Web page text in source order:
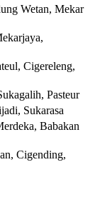
Wetan, Mekar
Cigereleng,
Pasteur
Sukarasa
Babakan
Cigending,